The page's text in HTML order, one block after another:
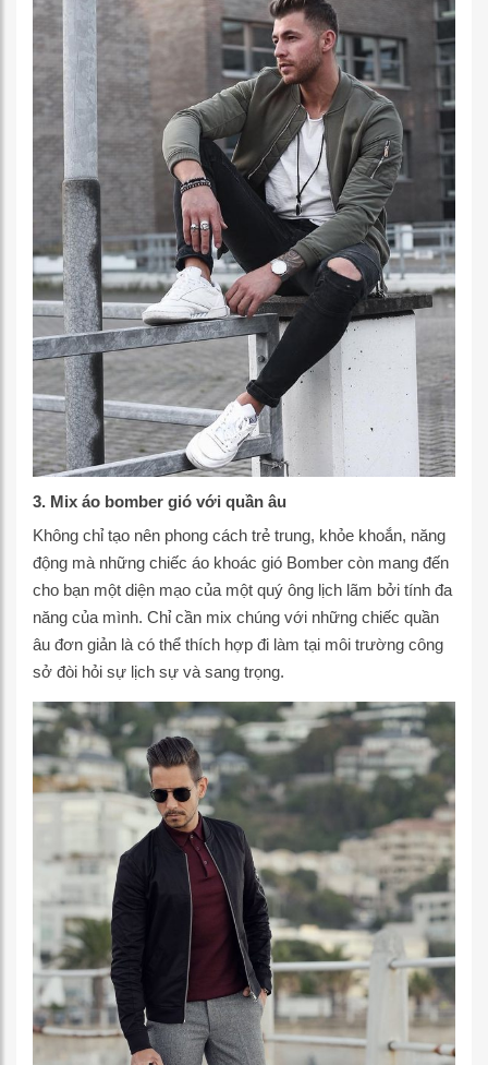
3. Mix áo bomber gió với quần âu
Không chỉ tạo nên phong cách trẻ trung, khỏe khoắn, năng
động mà những chiếc áo khoác gió Bomber còn mang đến
cho bạn một diện mạo của một quý ông lịch lãm bởi tính đa
năng của mình. Chỉ cần mix chúng với những chiếc quần
âu đơn giản là có thể thích hợp đi làm tại môi trường công
sở đòi hỏi sự lịch sự và sang trọng.